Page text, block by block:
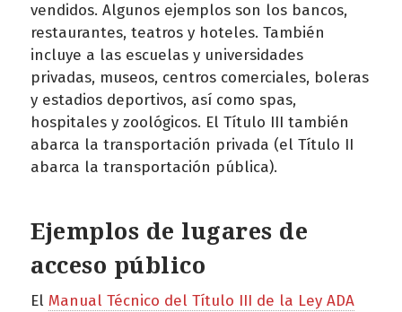
vendidos. Algunos ejemplos son los bancos,
restaurantes, teatros y hoteles. También
incluye a las escuelas y universidades
privadas, museos, centros comerciales, boleras
y estadios deportivos, así como spas,
hospitales y zoológicos. El Título III también
abarca la transportación privada (el Título II
abarca la transportación pública).
Ejemplos de lugares de
acceso público
El Manual Técnico del Título III de la Ley ADA